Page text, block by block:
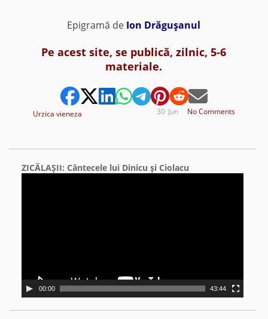
Epigramă de Ion Drăguşanul
Pe acest site, se publică, zilnic, 5-6
materiale.
Urzica vieneza No Comments
Jun
30
ZICĂLAŞII: Cântecele lui Dinicu şi Ciolacu
00:00 43:44